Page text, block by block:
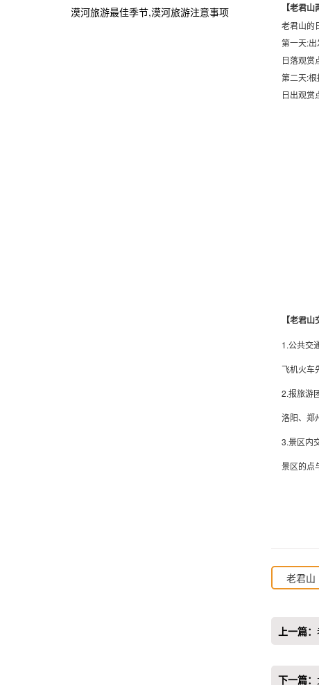
漠河旅游最佳季节,漠河旅游注意事项
【老君山
老君山的
第一天:
日落观赏
第二天:
日出观赏
【老君山
1.公共交
飞机火车
2.报旅游
洛阳、郑
3.景区内
景区的点
老君山
上一篇：
下一篇：